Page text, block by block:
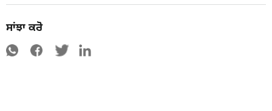
ਸਾਂਝਾ ਕਰੋ